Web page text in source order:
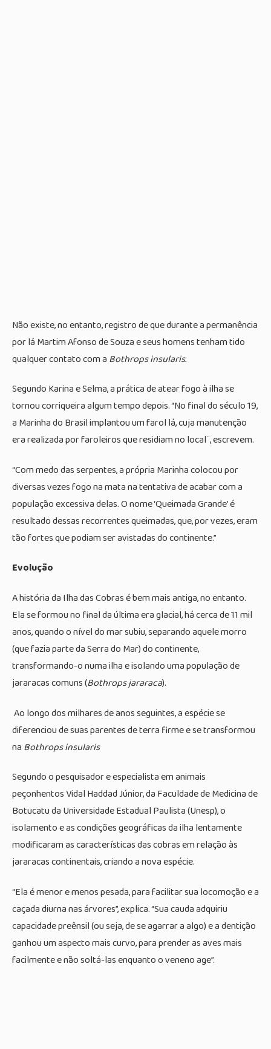
Não existe, no entanto, registro de que durante a permanência
por lá Martim Afonso de Souza e seus homens tenham tido
qualquer contato com a Bothrops insularis.
Segundo Karina e Selma, a prática de atear fogo à ilha se
tornou corriqueira algum tempo depois. “No final do século 19,
a Marinha do Brasil implantou um farol lá, cuja manutenção
era realizada por faroleiros que residiam no local¨, escrevem.
“Com medo das serpentes, a própria Marinha colocou por
diversas vezes fogo na mata na tentativa de acabar com a
população excessiva delas. O nome ‘Queimada Grande’ é
resultado dessas recorrentes queimadas, que, por vezes, eram
tão fortes que podiam ser avistadas do continente.”
Evolução
A história da Ilha das Cobras é bem mais antiga, no entanto.
Ela se formou no final da última era glacial, há cerca de 11 mil
anos, quando o nível do mar subiu, separando aquele morro
(que fazia parte da Serra do Mar) do continente,
transformando-o numa ilha e isolando uma população de
jararacas comuns (Bothrops jararaca).
Ao longo dos milhares de anos seguintes, a espécie se
diferenciou de suas parentes de terra firme e se transformou
na Bothrops insularis
Segundo o pesquisador e especialista em animais
peçonhentos Vidal Haddad Júnior, da Faculdade de Medicina de
Botucatu da Universidade Estadual Paulista (Unesp), o
isolamento e as condições geográficas da ilha lentamente
modificaram as características das cobras em relação às
jararacas continentais, criando a nova espécie.
“Ela é menor e menos pesada, para facilitar sua locomoção e a
caçada diurna nas árvores”, explica. “Sua cauda adquiriu
capacidade preênsil (ou seja, de se agarrar a algo) e a dentição
ganhou um aspecto mais curvo, para prender as aves mais
facilmente e não soltá-las enquanto o veneno age”.